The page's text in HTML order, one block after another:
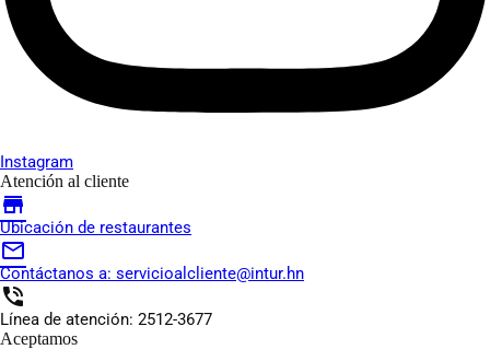
Instagram
Atención al cliente
store
Ubicación de restaurantes
mail_outline
Contáctanos a: servicioalcliente@intur.hn
phone_in_talk
Línea de atención: 2512-3677
Aceptamos